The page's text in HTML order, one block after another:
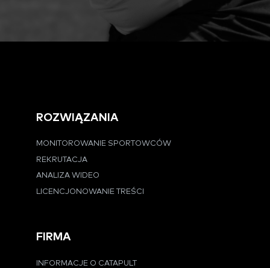
ROZWIĄZANIA
MONITOROWANIE SPORTOWCÓW
REKRUTACJA
ANALIZA WIDEO
LICENCJONOWANIE TREŚCI
FIRMA
INFORMACJE O CATAPULT